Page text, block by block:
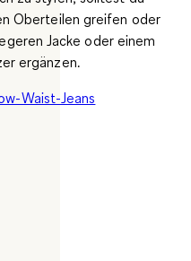
Oberteilen greifen oder
Jacke oder einem
ergänzen.
Waist-Jeans